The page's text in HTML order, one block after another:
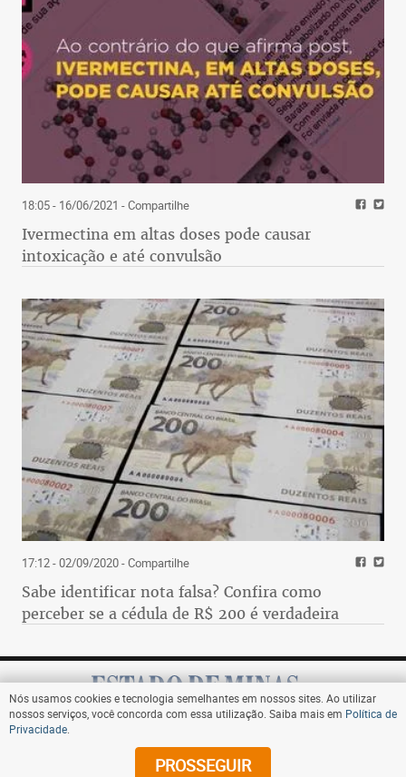
18:05 - 16/06/2021 - Compartilhe
Ivermectina em altas doses pode causar
intoxicação e até convulsão
17:12 - 02/09/2020- Compartilhe
Sabe identificar nota falsa? Confira como
perceber se a cédula de R$ 200 é verdadeira
Assine
Nós usamos cookies e tecnologia semelhantes em nossos sites. Ao utilizar
nossos serviços, você concorda com essa utilização. Saiba mais em Política de
Privacidade
PROSSEGUIR